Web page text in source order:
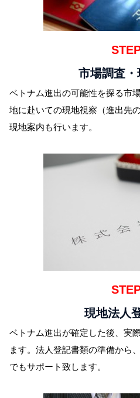
市場調査
ベトナム進出の可能性を探る市
地に赴いての現地視察（進出先
現地案内も行います。
現地法人
ベトナム進出が確定した後、実
ます。法人登記書類の準備から
でもサポート致します。